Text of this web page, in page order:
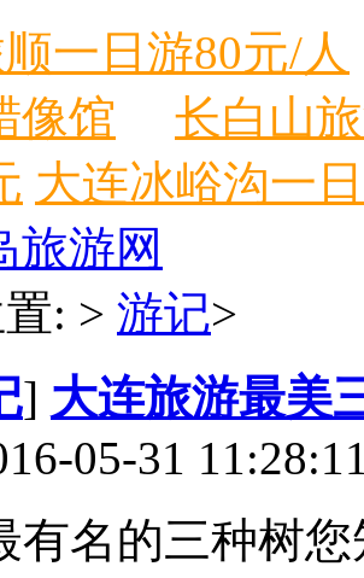
一日游80元/人
像馆
长白山
大连冰峪沟一
旅游网
: > 游记>
] 大连旅游最
05-31
有名的三种树